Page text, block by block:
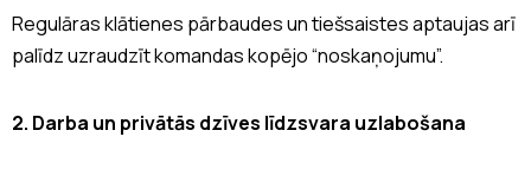
Regulāras klātienes pārbaudes un tiešsaistes aptaujas arī
palīdz uzraudzīt komandas kopējo “noskaņojumu”.
2. Darba un privātās dzīves līdzsvara uzlabošana